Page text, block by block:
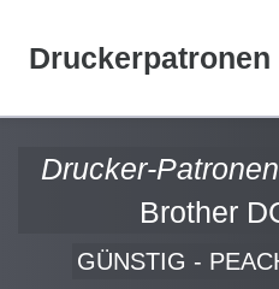
Druckerpatronen
Drucker-
Brother
GÜNSTIG -